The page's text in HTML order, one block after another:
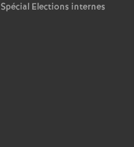
Elections internes